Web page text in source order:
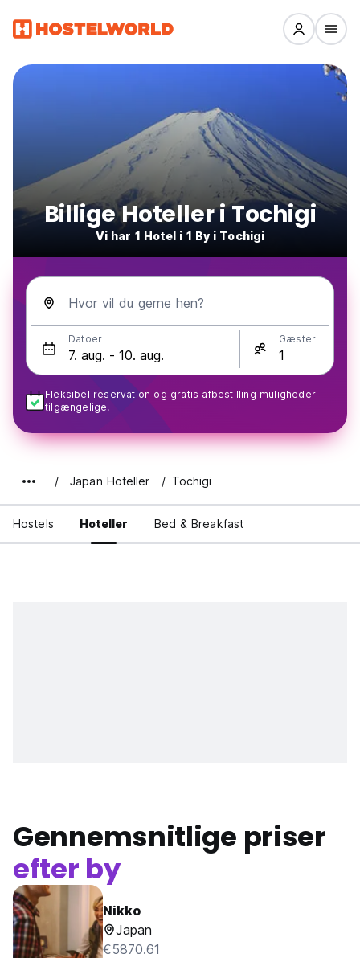
Billige Hoteller i Tochigi
Vi har 1 Hotel i 1 By i Tochigi
Hvor vil du gerne hen?
Datoer Gæster
Fleksibel reservation og gratis afbestilling muligheder
tilgængelige.
Japan Hoteller Tochigi
Hostels Hoteller Bed & Breakfast
Gennemsnitlige priser
efter by
Nikko
Japan
€5870.61